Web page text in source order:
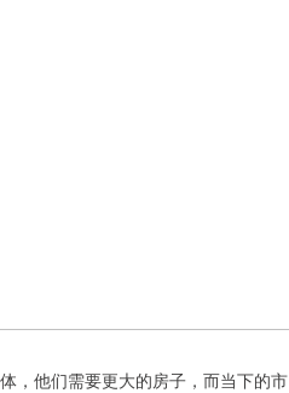
，他们需要更大的房子，而当下的市